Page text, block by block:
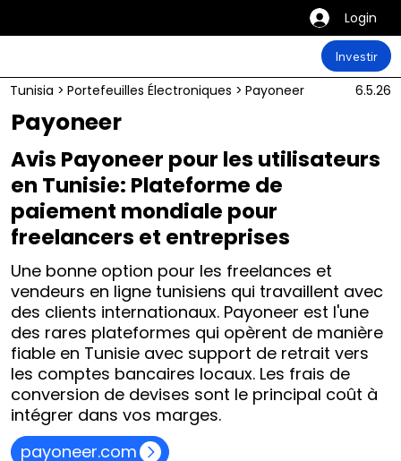
Login
Investir
Tunisia > Portefeuilles Électroniques > Payoneer 6.5.26
Payoneer
Avis Payoneer pour les utilisateurs
en Tunisie: Plateforme de
paiement mondiale pour
freelancers et entreprises
Une bonne option pour les freelances et
vendeurs en ligne tunisiens qui travaillent avec
des clients internationaux. Payoneer est l'une
des rares plateformes qui opèrent de manière
fiable en Tunisie avec support de retrait vers
les comptes bancaires locaux. Les frais de
conversion de devises sont le principal coût à
intégrer dans vos marges.
payoneer.com